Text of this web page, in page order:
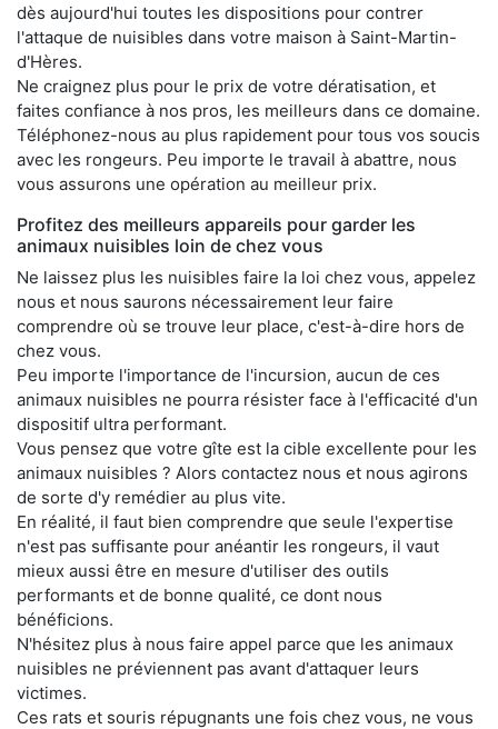
dès aujourd'hui toutes les dispositions pour contrer
l'attaque de nuisibles dans votre maison à Saint-Martin-
d'Hères.
Ne craignez plus pour le prix de votre dératisation, et
faites confiance à nos pros, les meilleurs dans ce domaine.
Téléphonez-nous au plus rapidement pour tous vos soucis
avec les rongeurs. Peu importe le travail à abattre, nous
vous assurons une opération au meilleur prix.
Profitez des meilleurs appareils pour garder les
animaux nuisibles loin de chez vous
Ne laissez plus les nuisibles faire la loi chez vous, appelez
nous et nous saurons nécessairement leur faire
comprendre où se trouve leur place, c'est-à-dire hors de
chez vous.
Peu importe l'importance de l'incursion, aucun de ces
animaux nuisibles ne pourra résister face à l'efficacité d'un
dispositif ultra performant.
Vous pensez que votre gîte est la cible excellente pour les
animaux nuisibles ? Alors contactez nous et nous agirons
de sorte d'y remédier au plus vite.
En réalité, il faut bien comprendre que seule l'expertise
n'est pas suffisante pour anéantir les rongeurs, il vaut
mieux aussi être en mesure d'utiliser des outils
performants et de bonne qualité, ce dont nous
bénéficions.
N'hésitez plus à nous faire appel parce que les animaux
nuisibles ne préviennent pas avant d'attaquer leurs
victimes.
Ces rats et souris répugnants une fois chez vous, ne vous